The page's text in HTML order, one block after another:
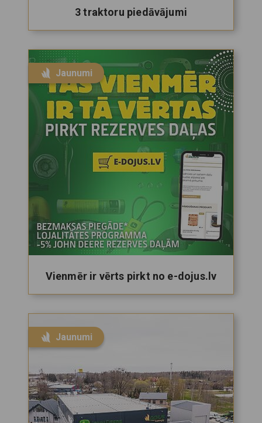
3 traktoru piedāvājumi
Jaunumi
Vienmēr ir vērts pirkt no e-dojus.lv
Jaunumi